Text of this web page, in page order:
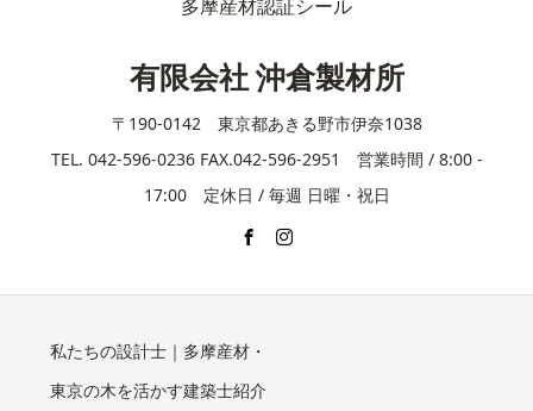
多摩産材認証シール
有限会社 沖倉製材所
〒190-0142 東京都あきる野市伊奈1038
TEL. 042-596-0236 FAX.042-596-2951 営業時間 / 8:00 -
17:00 定休日 / 毎週 日曜・祝日
私たちの設計士｜多摩産材・
東京の木を活かす建築士紹介